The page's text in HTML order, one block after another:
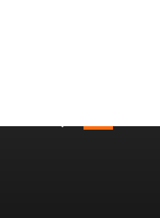
Teava